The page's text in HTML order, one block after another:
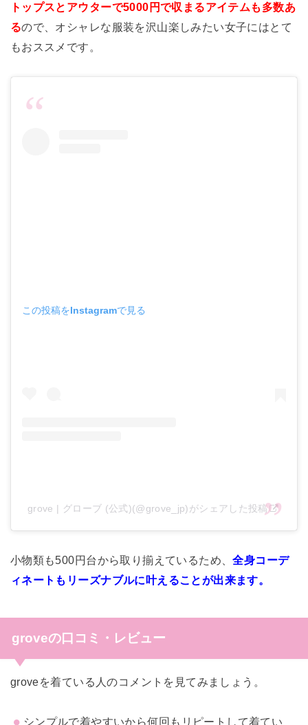
トップスとアウターで5000円で収まるアイテムも多数あ
るので、オシャレな服装を沢山楽しみたい女子にはとて
もおススメです。
この投稿をInstagramで見る
grove | グローブ (公式)(@grove_jp)がシェアした投稿
小物類も500円台から取り揃えているため、全身コーデ
ィネートもリーズナブルに叶えることが出来ます。
groveの口コミ・レビュー
groveを着ている人のコメントを見てみましょう。
シンプルで着やすいから何回もリピートして着てい